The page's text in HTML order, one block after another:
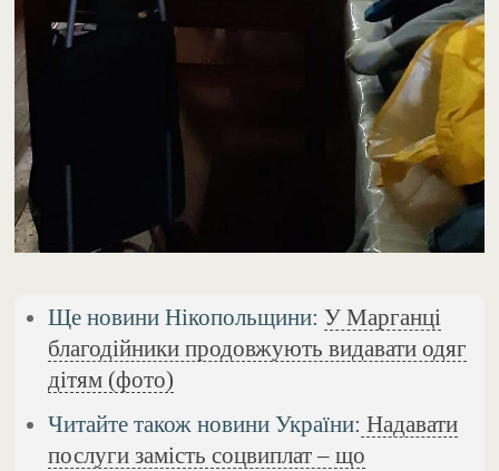
Ще новини Нікопольщини:У Марганці
благодійники продовжують видавати одяг
дітям (фото)
Читайте також новини України: Надавати
послуги замість соцвиплат – що